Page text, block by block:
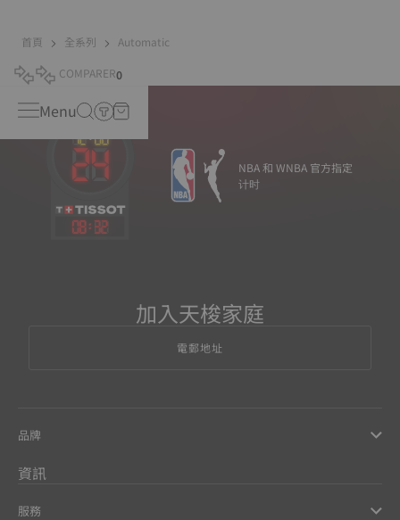
首頁 全系列 Automatic
COMPARER0
Menu
08: 32
NBA 和 WNBA 官方指定
计时
加入天梭家庭
電郵地址
品牌
資訊
服務